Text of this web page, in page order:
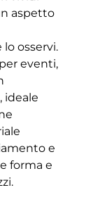
aspetto
osservi.
eventi,
ideale
e
forma e